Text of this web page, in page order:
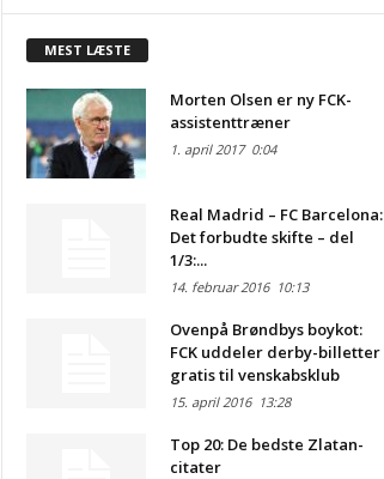
MEST LÆSTE
Morten Olsen er ny FCK-
assistenttræner
1. april 20170:04
Real Madrid – FC Barcelona:
Det forbudte skifte – del
1/3:...
14. februar 201610:13
Ovenpå Brøndbys boykot:
FCK uddeler derby-billetter
gratis til venskabsklub
15. april 201613:28
Top 20: De bedste Zlatan-
citater